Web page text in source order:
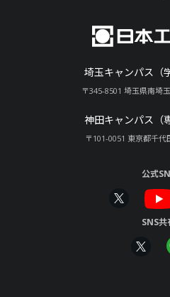
埼玉キャンパス（
〒345-8501 埼玉県南埼
神田キャンパス（
〒101-0051 東京都千
公式
SNS共